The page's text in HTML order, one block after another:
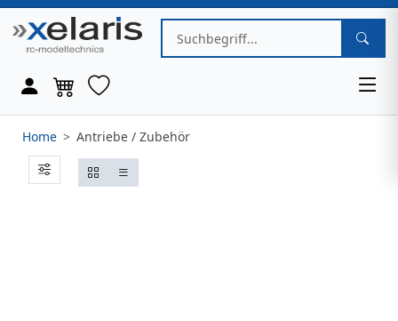
Home Antriebe / Zubehör